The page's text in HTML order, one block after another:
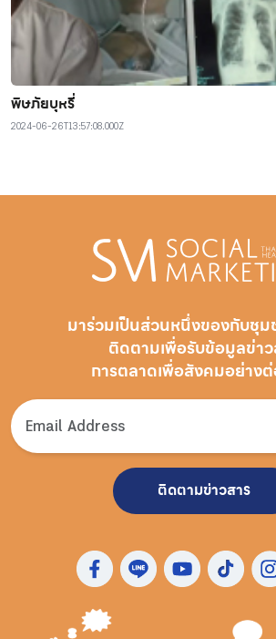
พิษภัยบุหรี่
2024-06-26T13:57:08.000Z
มาร่วมเป็นส่วนหนึ่งของกับชุม
ติดตามเพื่อรับข้อมูลข่า
การตลาดเพื่อสังคมอย่างต่
ติดตามข่าวสาร